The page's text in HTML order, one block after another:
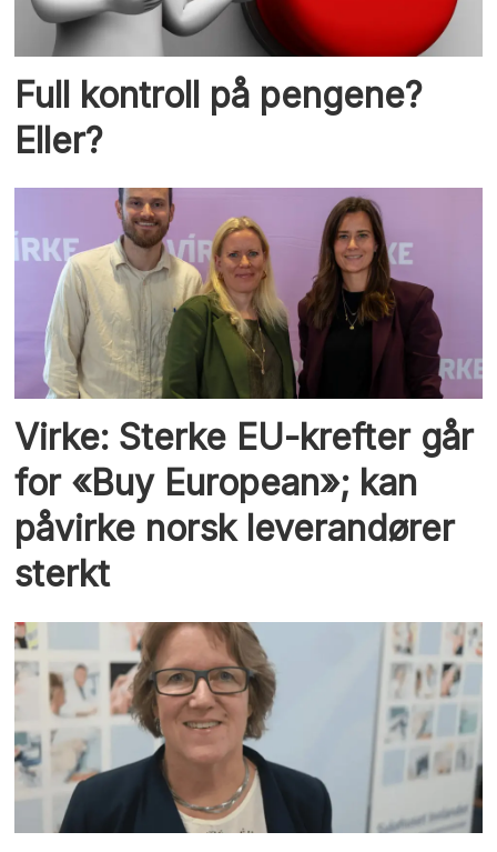
Full kontroll på pengene?
Eller?
Virke: Sterke EU-krefter går
for «Buy European»; kan
påvirke norsk leverandører
sterkt